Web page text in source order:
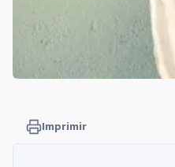
Imprimir